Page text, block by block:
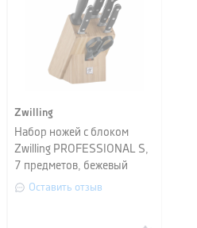
Zwilling
Набор ножей с блоком
Zwilling PROFESSIONAL S,
7 предметов, бежевый
Оставить отзыв